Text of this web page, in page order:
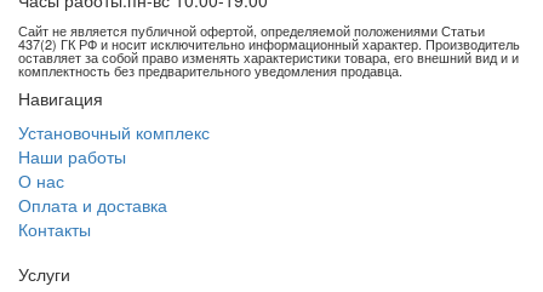
Сайт не является публичной офертой, определяемой положениями Статьи
437(2) ГК РФ и носит исключительно информационный характер. Производитель
оставляет за собой право изменять характеристики товара, его внешний вид и и
комплектность без предварительного уведомления продавца.
Навигация
Установочный комплекс
Наши работы
О нас
Оплата и доставка
Контакты
Услуги